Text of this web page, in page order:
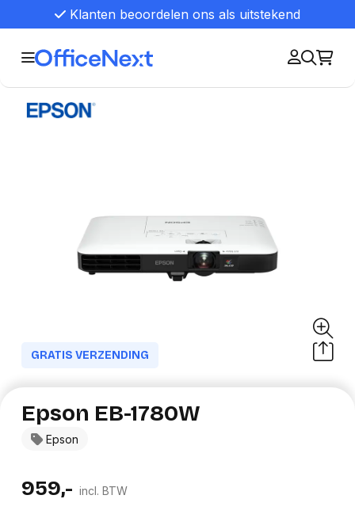
Klanten beoordelen ons als uitstekend
GRATIS VERZENDING
Epson
Epson EB-1780W
959,- incl. BTW